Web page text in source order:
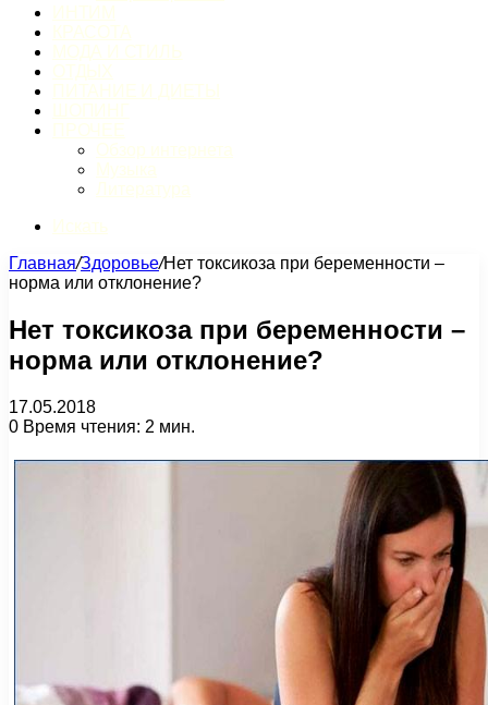
Главная/Здоровье/Нет токсикоза при беременности –
норма или отклонение?
Нет токсикоза при беременности –
норма или отклонение?
17.05.2018
0 Время чтения: 2 мин.